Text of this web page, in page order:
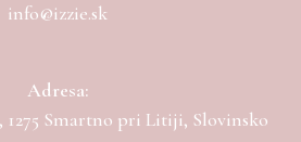
info@izzie.sk
Adresa:
1275 Smartno pri Litiji, Slovinsko